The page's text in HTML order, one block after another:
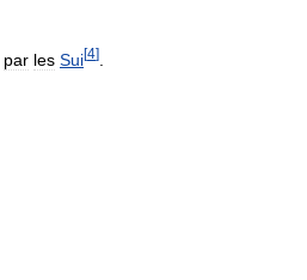
par les Sui[4]